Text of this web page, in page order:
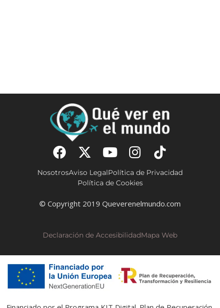
NosotrosAviso LegalPolítica de Privacidad
Política de Cookies
© Copyright 2019 Queverenelmundo.com
Declaración de AccesibilidadMapa Web